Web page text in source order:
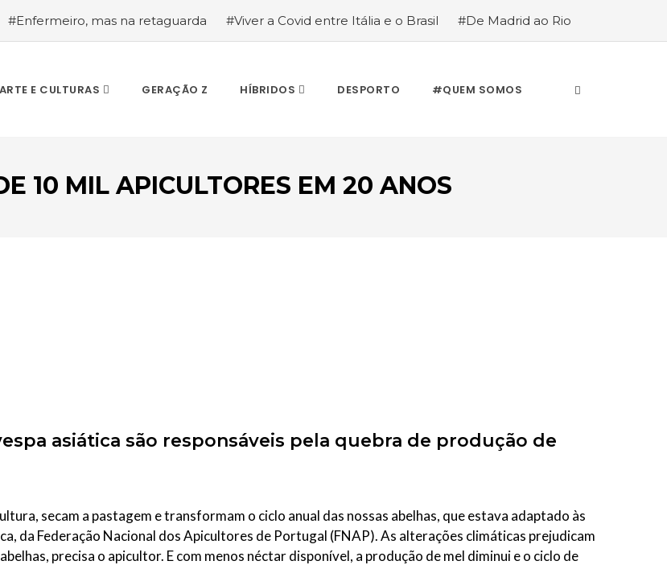
#Enfermeiro, mas na retaguarda #Viver a Covid entre Itália e o Brasil
#De Madrid ao Rio
ARTE E CULTURAS GERAÇÃO Z HÍBRIDOS DESPORTO #QUEM SOMOS
10 MIL APICULTORES EM 20 ANOS
asiática são responsáveis pela quebra de produção de
secam a pastagem e transformam o ciclo anual das nossas abelhas, que estava adaptado às
da Federação Nacional dos Apicultores de Portugal (FNAP). As alterações climáticas prejudicam
precisa o apicultor. E com menos néctar disponível, a produção de mel diminui e o ciclo de